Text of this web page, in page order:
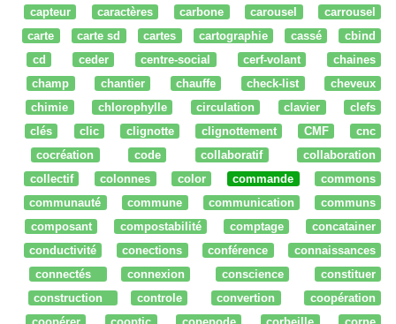
capteur
caractères carbone carousel
carrousel
carte
carte sd cartes cartographie cassé
cbind
cd
ceder centre-social cerf-volant
chaines
champ
chantier chauffe check-list
cheveux
chimie
chlorophylle circulation clavier
clefs
clés
clic clignotte clignottement CMF
cnc
cocréation
code collaboratif
collaboration
collectif
colonnes color commande
commons
communauté
commune communication
communs
composant
compostabilité comptage
concatainer
conductivité
conections conférence
connaissances
connectés
connexion conscience
constituer
construction
controle convertion
coopération